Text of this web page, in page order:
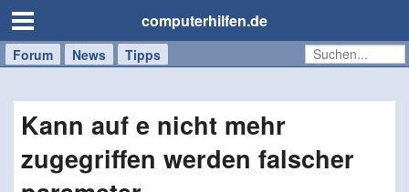
computerhilfen.de
Forum News Tipps
Handy
Windows
Mac
Kann auf e nicht mehr
zugegriffen werden falscher